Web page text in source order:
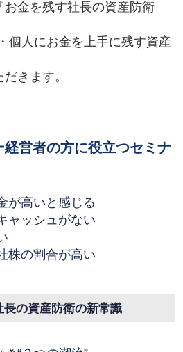
金を残す社長の資産防衛
個人にお金を上手に残す資産
きます。
営者の方に役立つセミナ
が高いと感じる
ャッシュがない
株の割合が高い
の資産防衛の新常識